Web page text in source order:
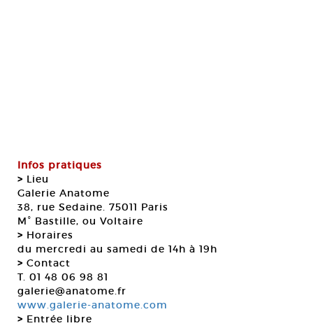
Infos pratiques
> Lieu
Galerie Anatome
38, rue Sedaine. 75011 Paris
M° Bastille, ou Voltaire
> Horaires
du mercredi au samedi de 14h à 19h
> Contact
T. 01 48 06 98 81
galerie@anatome.fr
www.galerie-anatome.com
> Entrée libre